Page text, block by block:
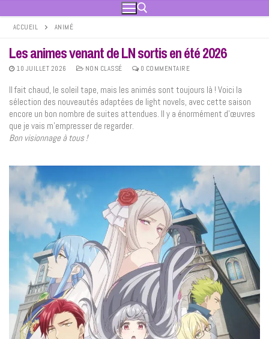
Rechercher :
ACCUEIL ANIMÉ
Les animes venant de LN sortis en été 2026
10 JUILLET 2026 NON CLASSÉ 0 COMMENTAIRE
Il fait chaud, le soleil tape, mais les animés sont toujours là ! Voici la
sélection des nouveautés adaptées de light novels, avec cette saison
encore un bon nombre de suites attendues. Il y a énormément d’œuvres
que je vais m’empresser de regarder.
Bon visionnage à tous !